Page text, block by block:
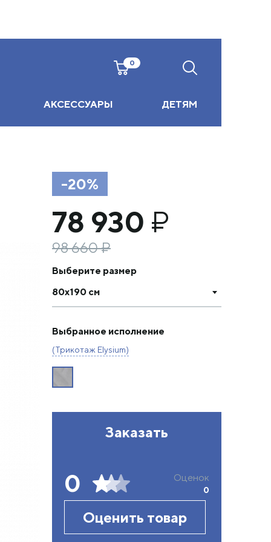
0
АКСЕССУАРЫ ДЕТЯМ
-20%
78 930 ₽
98 660₽
Выберите размер
80х190 см
Выбранное исполнение
(Трикотаж Elysium)
Заказать
0 Оценок
0
Оценить товар